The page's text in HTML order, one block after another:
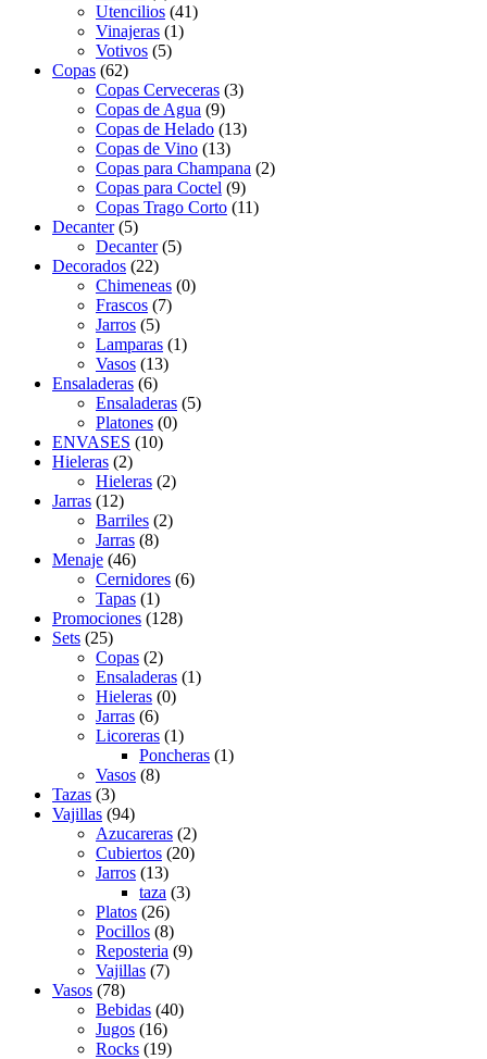
Utencilios (41)
Vinajeras (1)
Votivos (5)
Copas (62)
Copas Cerveceras (3)
Copas de Agua (9)
Copas de Helado (13)
Copas de Vino (13)
Copas para Champana (2)
Copas para Coctel (9)
Copas Trago Corto (11)
Decanter (5)
Decanter (5)
Decorados (22)
Chimeneas (0)
Frascos (7)
Jarros (5)
Lamparas (1)
Vasos (13)
Ensaladeras (6)
Ensaladeras (5)
Platones (0)
ENVASES (10)
Hieleras (2)
Hieleras (2)
Jarras (12)
Barriles (2)
Jarras (8)
Menaje (46)
Cernidores (6)
Tapas (1)
Promociones (128)
Sets (25)
Copas (2)
Ensaladeras (1)
Hieleras (0)
Jarras (6)
Licoreras (1)
Poncheras (1)
Vasos (8)
Tazas (3)
Vajillas (94)
Azucareras (2)
Cubiertos (20)
Jarros (13)
taza (3)
Platos (26)
Pocillos (8)
Reposteria (9)
Vajillas (7)
Vasos (78)
Bebidas (40)
Jugos (16)
Rocks (19)